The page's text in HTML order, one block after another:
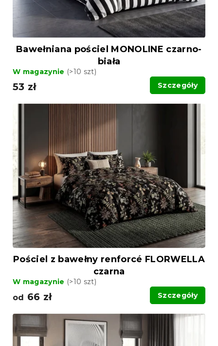
ó
ó
w
Bawełniana pościel MONOLINE czarno-
biała
W magazynie (>10 szt)
53 zł Szczegóły
Pościel z bawełny renforcé FLORWELLA
czarna
W magazynie (>10 szt)
od 66 zł Szczegóły